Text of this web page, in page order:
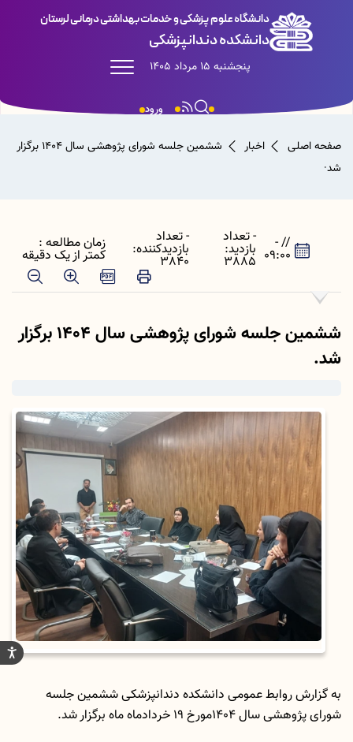
دانشگاه علوم پزشکی و خدمات بهداشتی درمانی لرستان
دانشکده دندانپزشکی
پنجشنبه 15 مرداد 1405
ورود
صفحه اصلی اخبار
ششمین جلسه شورای پژوهشی سال 1404 برگزار
شد·
// -
09:00
- تعداد
بازدید:
3885
- تعداد
بازدیدکننده:
3840
زمان مطالعه :
کمتر از یک دقیقه
ششمین جلسه شورای پژوهشی سال 1404 برگزار
شد.
به گزارش روابط عمومی دانشکده دندانپزشکی ششمین جلسه
شورای پژوهشی سال 1404مورخ 19 خردادماه ماه برگزار شد.